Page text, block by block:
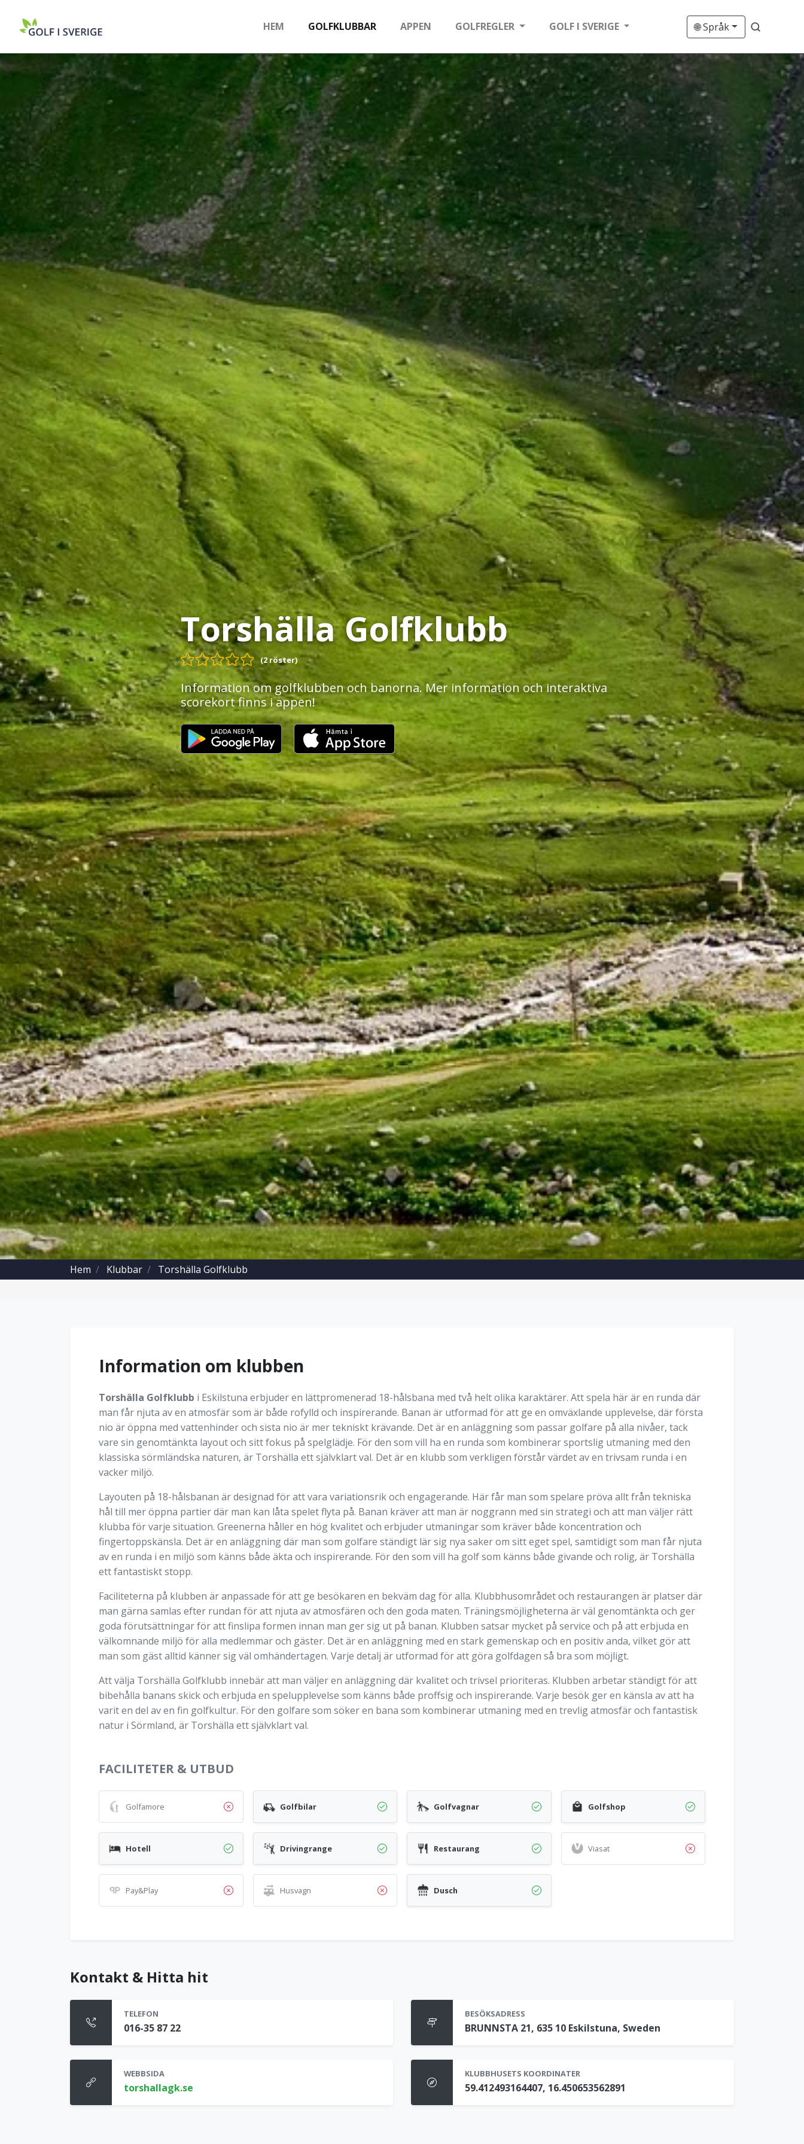
HEM GOLFKLUBBAR APPEN GOLFREGLER GOLF I SVERIGE 🌐 Språk
Torshälla Golfklubb
(2 röster)
Information om golfklubben och banorna. Mer information och interaktiva
scorekort finns i appen!
Hem Klubbar Torshälla Golfklubb
Information om klubben
Torshälla Golfklubb i Eskilstuna erbjuder en lättpromenerad 18-hålsbana med två helt olika karaktärer. Att spela här är en runda där
man får njuta av en atmosfär som är både rofylld och inspirerande. Banan är utformad för att ge en omväxlande upplevelse, där första
nio är öppna med vattenhinder och sista nio är mer tekniskt krävande. Det är en anläggning som passar golfare på alla nivåer, tack
vare sin genomtänkta layout och sitt fokus på spelglädje. För den som vill ha en runda som kombinerar sportslig utmaning med den
klassiska sörmländska naturen, är Torshälla ett självklart val. Det är en klubb som verkligen förstår värdet av en trivsam runda i en
vacker miljö.
Layouten på 18-hålsbanan är designad för att vara variationsrik och engagerande. Här får man som spelare pröva allt från tekniska
hål till mer öppna partier där man kan låta spelet flyta på. Banan kräver att man är noggrann med sin strategi och att man väljer rätt
klubba för varje situation. Greenerna håller en hög kvalitet och erbjuder utmaningar som kräver både koncentration och
fingertoppskänsla. Det är en anläggning där man som golfare ständigt lär sig nya saker om sitt eget spel, samtidigt som man får njuta
av en runda i en miljö som känns både äkta och inspirerande. För den som vill ha golf som känns både givande och rolig, är Torshälla
ett fantastiskt stopp.
Faciliteterna på klubben är anpassade för att ge besökaren en bekväm dag för alla. Klubbhusområdet och restaurangen är platser där
man gärna samlas efter rundan för att njuta av atmosfären och den goda maten. Träningsmöjligheterna är väl genomtänkta och ger
goda förutsättningar för att finslipa formen innan man ger sig ut på banan. Klubben satsar mycket på service och på att erbjuda en
välkomnande miljö för alla medlemmar och gäster. Det är en anläggning med en stark gemenskap och en positiv anda, vilket gör att
man som gäst alltid känner sig väl omhändertagen. Varje detalj är utformad för att göra golfdagen så bra som möjligt.
Att välja Torshälla Golfklubb innebär att man väljer en anläggning där kvalitet och trivsel prioriteras. Klubben arbetar ständigt för att
bibehålla banans skick och erbjuda en spelupplevelse som känns både proffsig och inspirerande. Varje besök ger en känsla av att ha
varit en del av en fin golfkultur. För den golfare som söker en bana som kombinerar utmaning med en trevlig atmosfär och fantastisk
natur i Sörmland, är Torshälla ett självklart val.
FACILITETER & UTBUD
Golfamore Golfbilar Golfvagnar Golfshop
Hotell Drivingrange Restaurang Viasat
Pay&Play Husvagn Dusch
Kontakt & Hitta hit
TELEFON
016-35 87 22
BESÖKSADRESS
BRUNNSTA 21, 635 10 Eskilstuna, Sweden
WEBBSIDA
torshallagk.se
KLUBBHUSETS KOORDINATER
59.412493164407, 16.450653562891